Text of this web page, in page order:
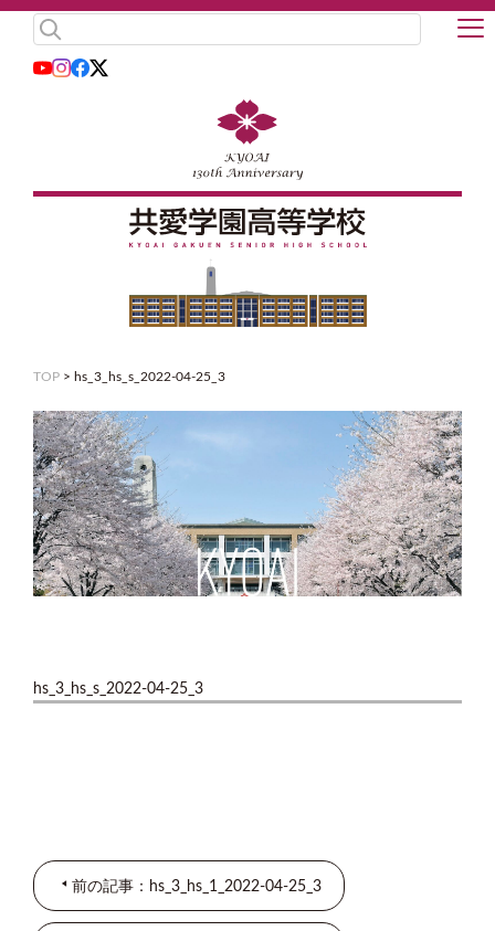
TOP > hs_3_hs_s_2022-04-25_3
hs_3_hs_s_2022-04-25_3
前の記事：hs_3_hs_1_2022-04-25_3